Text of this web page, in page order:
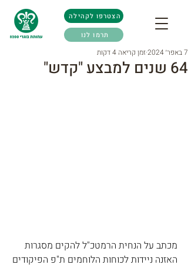
הצטרפו לקהילה
תרמו לנו
64 שנים למבצע "קדש"
7 באפר׳ 2024 זמן קריאה 4 דקות
מכתב על הנחית הרמטכ"ל להקים מסגרות
האזנה ניידות לכוחות הלוחמים ת"פ הפיקודים